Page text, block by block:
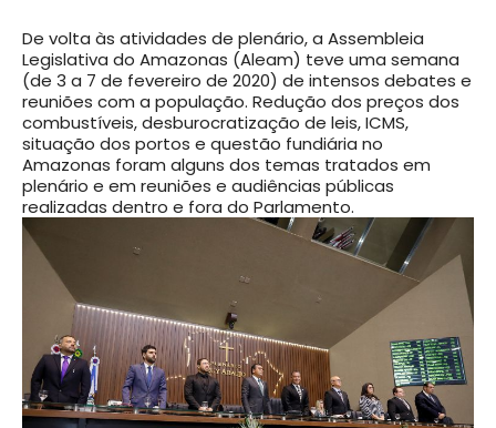
De volta às atividades de plenário, a Assembleia
Legislativa do Amazonas (Aleam) teve uma semana
(de 3 a 7 de fevereiro de 2020) de intensos debates e
reuniões com a população. Redução dos preços dos
combustíveis, desburocratização de leis, ICMS,
situação dos portos e questão fundiária no
Amazonas foram alguns dos temas tratados em
plenário e em reuniões e audiências públicas
realizadas dentro e fora do Parlamento.